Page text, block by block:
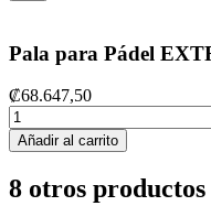
Pala para Pádel
₡68.647,50
Añadir al carrito
8 otros